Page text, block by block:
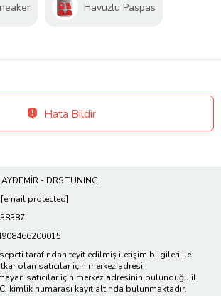
Havuzlu Paspas
Hata Bildir
- DRS TUNING
[email protected]
tarafından teyit edilmiş iletişim bilgileri ile
olan satıcılar için merkez adresi;
satıcılar için merkez adresinin bulunduğu il
kimlik numarası kayıt altında bulunmaktadır.